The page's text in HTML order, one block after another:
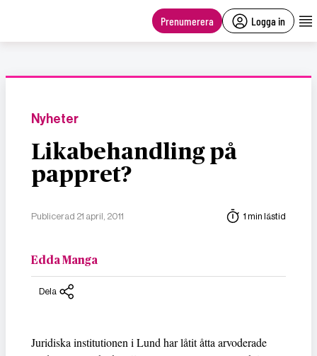
Prenumerera Logga in
Nyheter
Likabehandling på
pappret?
Publicerad 21 april, 2011 1 min lästid
Edda Manga
Dela
Juridiska institutionen i Lund har låtit åtta arvoderade